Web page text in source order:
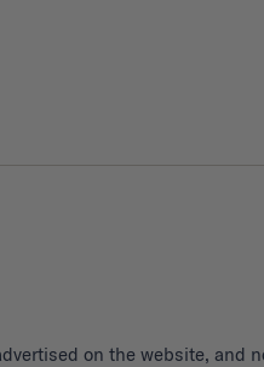
on the website, and